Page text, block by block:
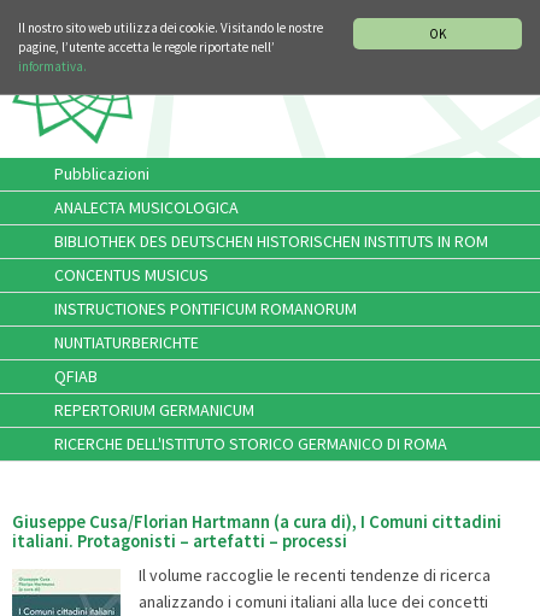
OK
Il nostro sito web utilizza dei cookie. Visitando le nostre
pagine, l’utente accetta le regole riportate nell’
informativa.
Pubblicazioni
ANALECTA MUSICOLOGICA
BIBLIOTHEK DES DEUTSCHEN HISTORISCHEN INSTITUTS IN ROM
CONCENTUS MUSICUS
INSTRUCTIONES PONTIFICUM ROMANORUM
NUNTIATURBERICHTE
QFIAB
REPERTORIUM GERMANICUM
RICERCHE DELL'ISTITUTO STORICO GERMANICO DI ROMA
Giuseppe Cusa/Florian Hartmann (a cura di), I Comuni cittadini
italiani. Protagonisti – artefatti – processi
Il volume raccoglie le recenti tendenze di ricerca
analizzando i comuni italiani alla luce dei concetti